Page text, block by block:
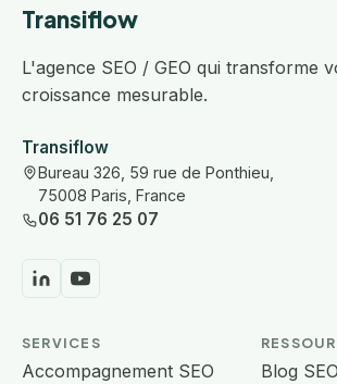
Transiflow
L'agence SEO / GEO qui transforme
croissance mesurable.
Transiflow
Bureau 326, 59 rue de Ponthieu,
75008 Paris, France
06 51 76 25 07
SERVICES
Accompagnement SEO
Blog SEO